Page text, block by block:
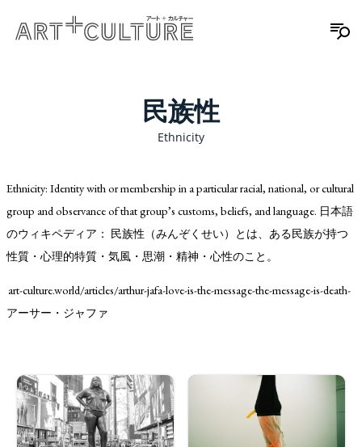
民族性
Ethnicity
Ethnicity: Identity with or membership in a particular racial, national, or cultural
group and observance of that group’s customs, beliefs, and language. 日本語
のウィキペディア： 民族性（みんぞくせい）とは、ある民族が持つ
性質・心理的特質・気風・思潮・精神・心性のこと。
art-culture.world/articles/arthur-jafa-love-is-the-message-the-message-is-death-
アーサー・ジャファ